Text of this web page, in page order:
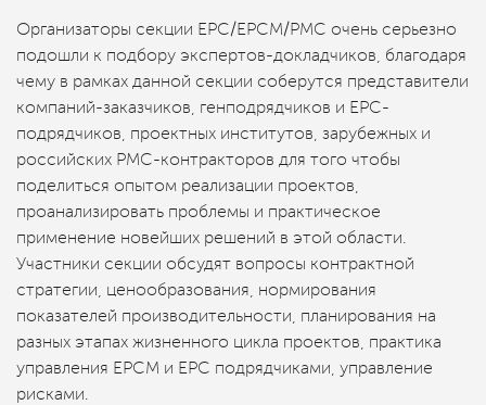
Организаторы секции ЕРС/ЕРСМ/РМС очень серьезно
подошли к подбору экспертов-докладчиков, благодаря
чему в рамках данной секции соберутся представители
компаний-заказчиков, генподрядчиков и EPC-
подрядчиков, проектных институтов, зарубежных и
российских PMC-контракторов для того чтобы
поделиться опытом реализации проектов,
проанализировать проблемы и практическое
применение новейших решений в этой области.
Участники секции обсудят вопросы контрактной
стратегии, ценообразования, нормирования
показателей производительности, планирования на
разных этапах жизненного цикла проектов, практика
управления EPCM и EPC подрядчиками, управление
рисками.